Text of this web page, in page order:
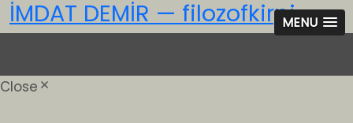
İMDAT DEMİR — filozofkirpiMENU
Close